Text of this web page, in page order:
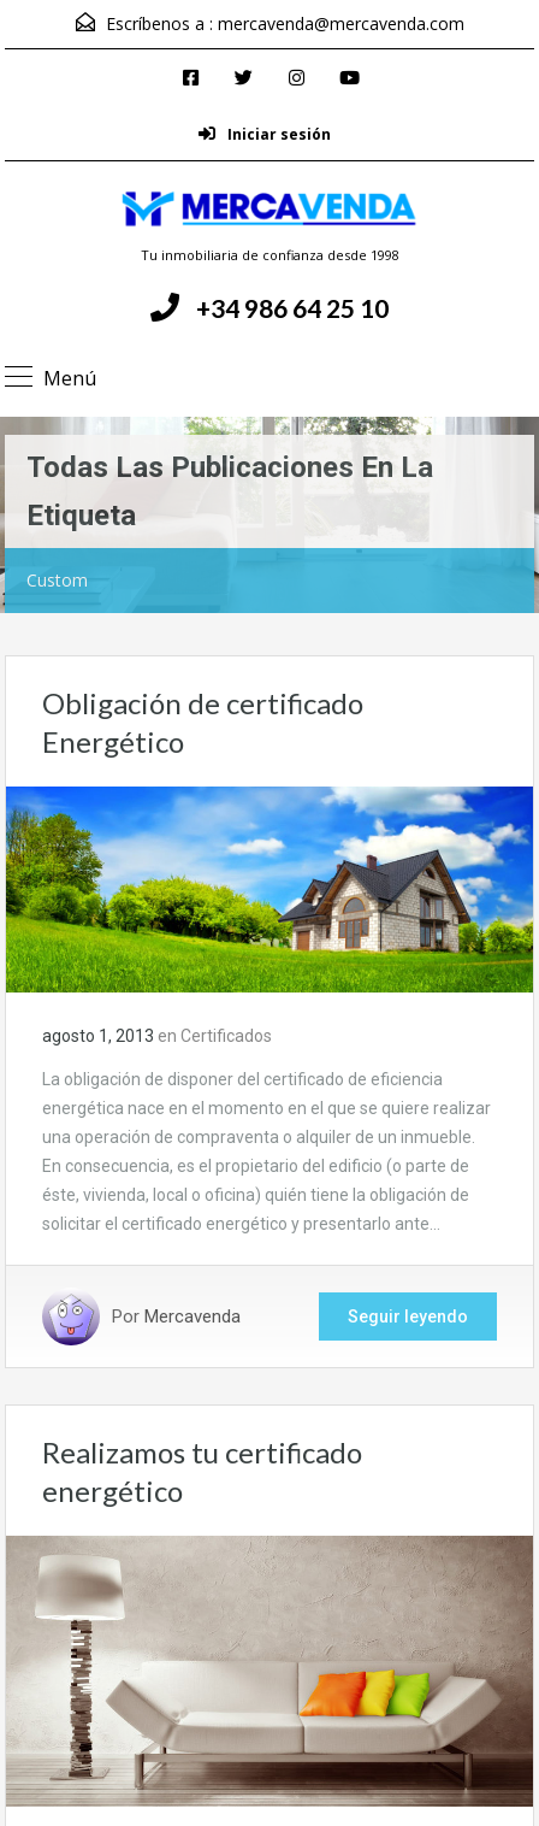
Escríbenos a : mercavenda@mercavenda.com
Iniciar sesión
Tu inmobiliaria de confianza desde 1998
+34 986 64 25 10
Menú
Todas Las Publicaciones En La
Etiqueta
Custom
Obligación de certificado
Energético
agosto 1, 2013 en Certificados
La obligación de disponer del certificado de eficiencia
energética nace en el momento en el que se quiere realizar
una operación de compraventa o alquiler de un inmueble.
En consecuencia, es el propietario del edificio (o parte de
éste, vivienda, local o oficina) quién tiene la obligación de
solicitar el certificado energético y presentarlo ante…
Por Mercavenda Seguir leyendo
Realizamos tu certificado
energético